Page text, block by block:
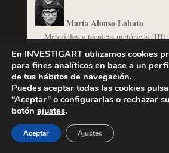
María Alonso Lobato
Materiales y técnicas pictóricas
plomo
Materiales y técnicas pictóricas (II):
Michelangelo Merisi da
Detrás del naturalismo de
Emaús
En INVESTIGART utilizamos cookies
para fines analíticos en base a un
de tus hábitos de navegación.
Puedes aceptar todas las cookies
“Aceptar” o configurarlas o rechazar
botón ajustes.
Aceptar Ajustes